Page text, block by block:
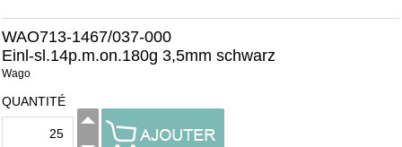
WAO713-1467/037-000
Einl-sl.14p.m.on.180g 3,5mm schwarz
Wago
QUANTITÉ